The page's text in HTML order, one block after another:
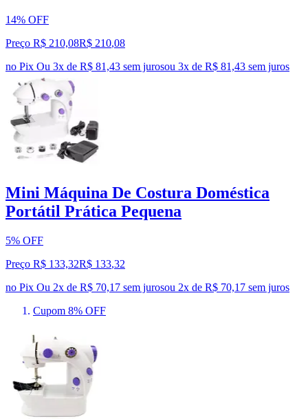
14% OFF
Preço R$ 210,08R$ 210,08
no Pix Ou 3x de R$ 81,43 sem jurosou 3x de R$ 81,43 sem juros
Mini Máquina De Costura Doméstica
Portátil Prática Pequena
5% OFF
Preço R$ 133,32R$ 133,32
no Pix Ou 2x de R$ 70,17 sem jurosou 2x de R$ 70,17 sem juros
Cupom 8% OFF